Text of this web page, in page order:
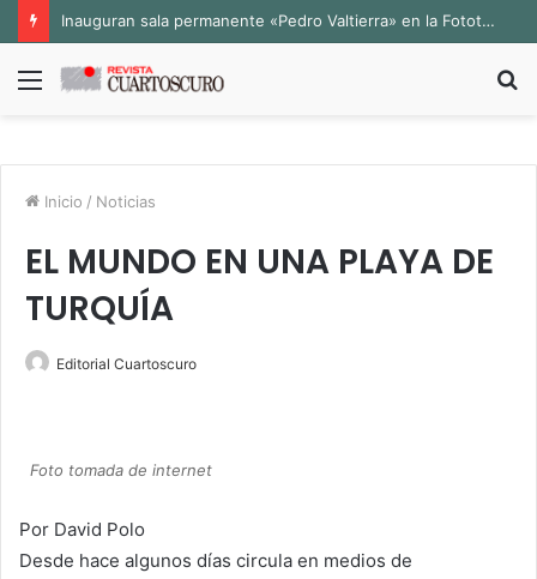
Inauguran sala permanente «Pedro Valtierra» en la Fototeca de Zacatecas
Menú
Inicio / Noticias
EL MUNDO EN UNA PLAYA DE
TURQUÍA
Editorial Cuartoscuro
Foto tomada de internet
Por David Polo
Desde hace algunos días circula en medios de